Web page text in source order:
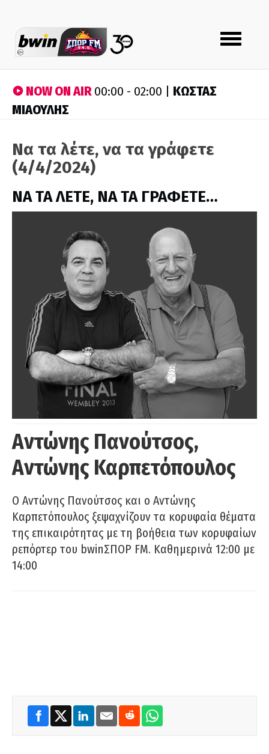
Toggle
navigation
NOW ON AIR00:00 - 02:00 | ΚΩΣΤΑΣ
ΜΙΑΟΥΛΗΣ
Να τα λέτε, να τα γράφετε
(4/4/2024)
ΝΑ ΤΑ ΛΕΤΕ, ΝΑ ΤΑ ΓΡΑΦΕΤΕ…
Αντώνης Πανούτσος,
Αντώνης Καρπετόπουλος
Ο Αντώνης Πανούτσος και ο Αντώνης
Καρπετόπουλος ξεψαχνίζουν τα κορυφαία θέματα
της επικαιρότητας με τη βοήθεια των κορυφαίων
ρεπόρτερ του bwinΣΠΟΡ FM. Καθημερινά 12:00 με
14:00